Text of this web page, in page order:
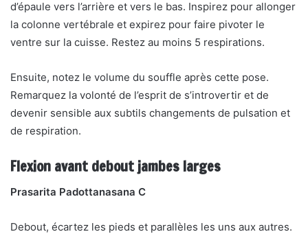
d’épaule vers l’arrière et vers le bas. Inspirez pour allonger
la colonne vertébrale et expirez pour faire pivoter le
ventre sur la cuisse. Restez au moins 5 respirations.
Ensuite, notez le volume du souffle après cette pose.
Remarquez la volonté de l’esprit de s’introvertir et de
devenir sensible aux subtils changements de pulsation et
de respiration.
Flexion avant debout jambes larges
Prasarita Padottanasana C
Debout, écartez les pieds et parallèles les uns aux autres.